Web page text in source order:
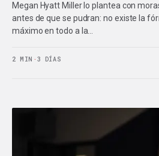
Megan Hyatt Miller lo plantea con
antes de que se pudran: no existe la
máximo en todo a la…
2 MIN · 3 DÍAS